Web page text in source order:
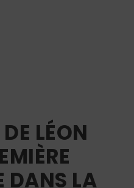
LÉON
DANS LA